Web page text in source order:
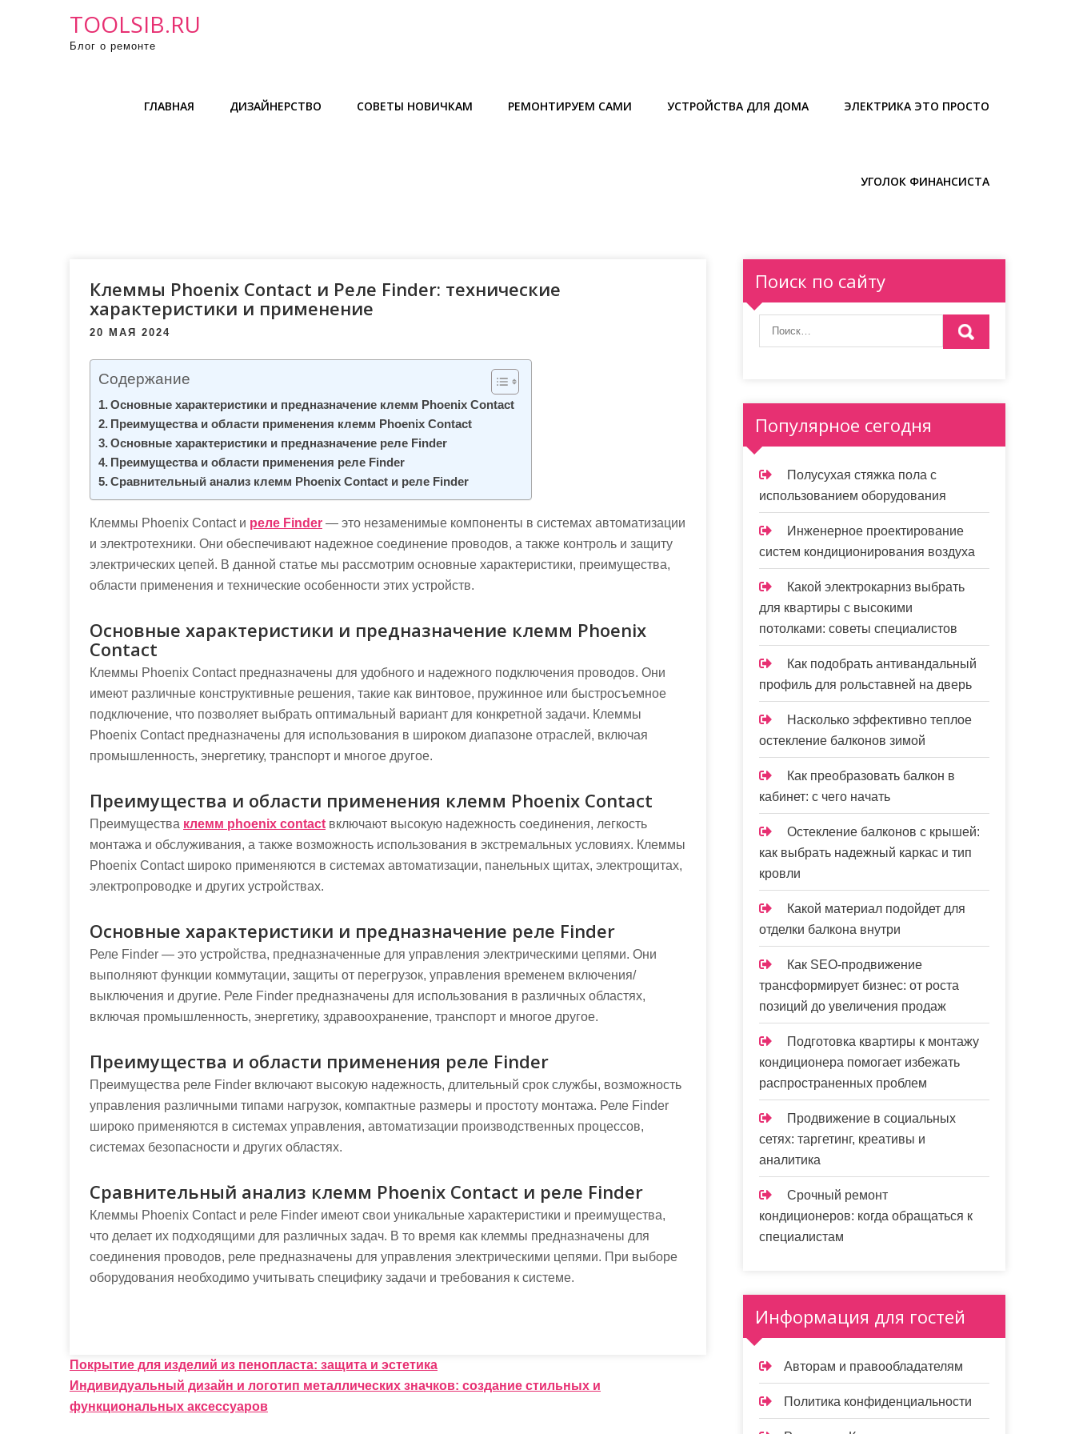
TOOLSIB.RU
Блог о ремонте
ГЛАВНАЯ ДИЗАЙНЕРСТВО СОВЕТЫ НОВИЧКАМ РЕМОНТИРУЕМ САМИ УСТРОЙСТВА ДЛЯ ДОМА ЭЛЕКТРИКА ЭТО ПРОСТО
УГОЛОК ФИНАНСИСТА
Клеммы Phoenix Contact и Реле Finder: технические
характеристики и применение
20 МАЯ 2024
Содержание
Основные характеристики и предназначение клемм Phoenix Contact
Преимущества и области применения клемм Phoenix Contact
Основные характеристики и предназначение реле Finder
Преимущества и области применения реле Finder
Сравнительный анализ клемм Phoenix Contact и реле Finder
Клеммы Phoenix Contact и реле Finder — это незаменимые компоненты в системах автоматизации
и электротехники. Они обеспечивают надежное соединение проводов, а также контроль и защиту
электрических цепей. В данной статье мы рассмотрим основные характеристики, преимущества,
области применения и технические особенности этих устройств.
Основные характеристики и предназначение клемм Phoenix
Contact
Клеммы Phoenix Contact предназначены для удобного и надежного подключения проводов. Они
имеют различные конструктивные решения, такие как винтовое, пружинное или быстросъемное
подключение, что позволяет выбрать оптимальный вариант для конкретной задачи. Клеммы
Phoenix Contact предназначены для использования в широком диапазоне отраслей, включая
промышленность, энергетику, транспорт и многое другое.
Преимущества и области применения клемм Phoenix Contact
Преимущества клемм phoenix contact включают высокую надежность соединения, легкость
монтажа и обслуживания, а также возможность использования в экстремальных условиях. Клеммы
Phoenix Contact широко применяются в системах автоматизации, панельных щитах, электрощитах,
электропроводке и других устройствах.
Основные характеристики и предназначение реле Finder
Реле Finder — это устройства, предназначенные для управления электрическими цепями. Они
выполняют функции коммутации, защиты от перегрузок, управления временем включения/
выключения и другие. Реле Finder предназначены для использования в различных областях,
включая промышленность, энергетику, здравоохранение, транспорт и многое другое.
Преимущества и области применения реле Finder
Преимущества реле Finder включают высокую надежность, длительный срок службы, возможность
управления различными типами нагрузок, компактные размеры и простоту монтажа. Реле Finder
широко применяются в системах управления, автоматизации производственных процессов,
системах безопасности и других областях.
Сравнительный анализ клемм Phoenix Contact и реле Finder
Клеммы Phoenix Contact и реле Finder имеют свои уникальные характеристики и преимущества,
что делает их подходящими для различных задач. В то время как клеммы предназначены для
соединения проводов, реле предназначены для управления электрическими цепями. При выборе
оборудования необходимо учитывать специфику задачи и требования к системе.
Н
а
Покрытие для изделий из пенопласта: защита и эстетика
Индивидуальный дизайн и логотип металлических значков: создание стильных и
функциональных аксессуаров
Поиск по сайту
Популярное сегодня
Полусухая стяжка пола с
использованием оборудования
Инженерное проектирование
систем кондиционирования воздуха
Какой электрокарниз выбрать
для квартиры с высокими
потолками: советы специалистов
Как подобрать антивандальный
профиль для рольставней на дверь
Насколько эффективно теплое
остекление балконов зимой
Как преобразовать балкон в
кабинет: с чего начать
Остекление балконов с крышей:
как выбрать надежный каркас и тип
кровли
Какой материал подойдет для
отделки балкона внутри
Как SEO-продвижение
трансформирует бизнес: от роста
позиций до увеличения продаж
Подготовка квартиры к монтажу
кондиционера помогает избежать
распространенных проблем
Продвижение в социальных
сетях: таргетинг, креативы и
аналитика
Срочный ремонт
кондиционеров: когда обращаться к
специалистам
Информация для гостей
Авторам и правообладателям
Политика конфиденциальности